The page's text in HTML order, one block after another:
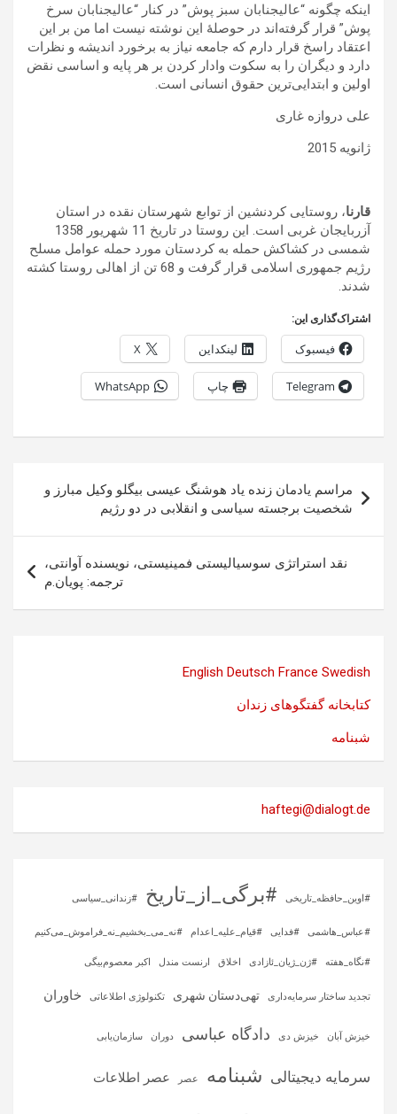
اینکه چگونه “عالیجنابان سبز پوش” در کنار “عالیجنابان سرخ
پوش” قرار گرفته‌اند در حوصلهٔ این نوشته نیست اما من بر این
اعتقاد راسخ قرار دارم که جامعه نیاز به برخورد اندیشه و نظرات
دارد و دیگران را به سکوت وادار کردن بر هر پایه و اساسی‌ نقض
اولین و ابتدایی‌ترین حقوق انسانی‌ است.
علی دروازه غاری
ژانویه 2015
قارنا، روستایی کردنشین از توابع شهرستان نقده در استان
آزربایجان غربی است. این روستا در تاریخ 11 شهریور 1358
شمسی در کشاکش حمله به کردستان مورد حمله عوامل مسلح
رژیم جمهوری اسلامی قرار گرفت و 68 تن از اهالی روستا کشته
شدند.
اشتراک‌گذاری این:
فیسبوک لینکداین X
Telegram چاپ WhatsApp
نوشته
مراسم یادمان زنده یاد هوشنگ عیسی بیگلو وکیل مبارز و
شخصیت برجسته سیاسی و انقلابی‌ در دو رژیم
نقد استراتژی سوسیالیستی فمینیستی، نویسنده آوانتی،
ترجمه: پویان.م
English Deutsch France Swedish
کتابخانه گفتگوهای زندان
شبنامه
haftegi@dialogt.de
#اوین_حافظه_تاریخی #برگی_از_تاریخ #زندانی_سیاسی
#عباس_هاشمی #فدایی #قیام_علیه_اعدام #نه_می_بخشیم_نه_فراموش_می‌کنیم
#نگاه_هفته #ژن_ژیان_ئازادی اخلاق ارنست مندل اکبر معصوم‌بیگی
تجدید ساختار سرمایه‌داری تهی‌دستان شهری تکنولوژی اطلاعاتی خاوران
خیزش آبان خیزش دی دادگاه عباسی دوران سازمان‌یابی
سرمایه‌ دیجیتالی شبنامه عصر عصر اطلاعات